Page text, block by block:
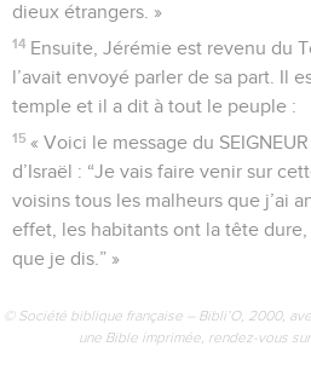
dieux étrangers. »
14 Ensuite, Jérémie est revenu du
l’avait envoyé parler de sa part. Il
temple et il a dit à tout le peuple :
15 « Voici le message du
d’Israël : “Je vais faire venir sur
voisins tous les malheurs que j’ai
effet, les habitants ont la tête
que je dis.” »
© Société biblique française – Bibli’O, 2000,
une Bible imprimée, rendez-vous